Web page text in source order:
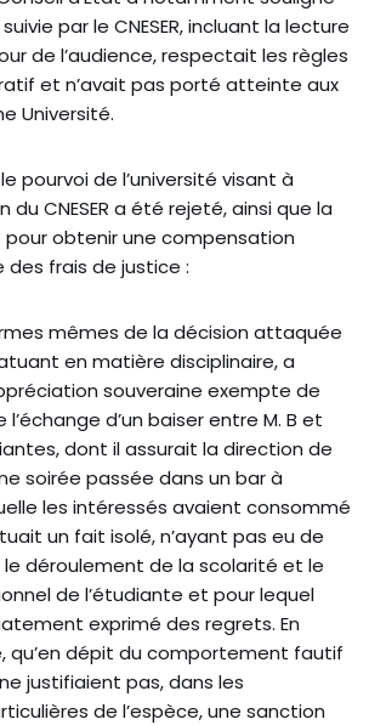
par le CNESER, incluant la lecture
de l’audience, respectait les règles
et n’avait pas porté atteinte aux
Université.
pourvoi de l’université visant à
du CNESER a été rejeté, ainsi que la
pour obtenir une compensation
frais de justice :
mêmes de la décision attaquée
en matière disciplinaire, a
souveraine exempte de
d’un baiser entre M. B et
dont il assurait la direction de
soirée passée dans un bar à
les intéressés avaient consommé
un fait isolé, n’ayant pas eu de
déroulement de la scolarité et le
de l’étudiante et pour lequel
exprimé des regrets. En
qu’en dépit du comportement fautif
justifiaient pas, dans les
de l’espèce, une sanction